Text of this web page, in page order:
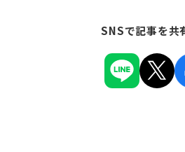
SNSで記事を共